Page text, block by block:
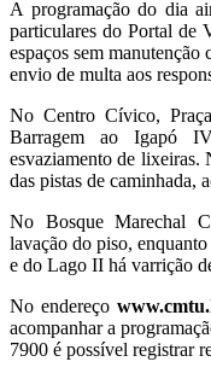
A programação do dia
particulares do Portal de
espaços sem
envio de multa aos
No Centro Cívico,
Barragem ao Igapó
esvaziamento de lixeiras.
das pistas de caminhada,
No Bosque Marechal
lavação do piso,
e do Lago II há varrição
No endereço
acompanhar a
7900 é possível registrar